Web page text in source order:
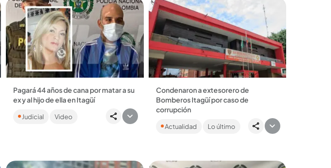
Pagará 44 años de cana por matar a su
ex y al hijo de ella en Itagüí
El hombre de 38 años le disparó a su
expareja, luego de que ella se negara a
Judicial Video
Condenaron a extesorero de
Bomberos Itagüí por caso de
corrupción
Según la Fiscalía, Juan Alberto Cardona
Henao fue pieza clave para legimitar
Actualidad Lo último